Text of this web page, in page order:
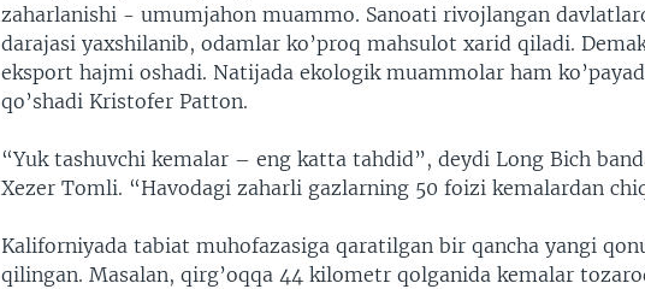
zaharlanishi - umumjahon muammo. Sanoati rivojlangan
darajasi yaxshilanib, odamlar ko’proq mahsulot xarid qiladi.
eksport hajmi oshadi. Natijada ekologik muammolar ham
qo’shadi Kristofer Patton.
“Yuk tashuvchi kemalar – eng katta tahdid”, deydi Long Bich
Xezer Tomli. “Havodagi zaharli gazlarning 50 foizi kemalardan
Kaliforniyada tabiat muhofazasiga qaratilgan bir qancha yangi
qilingan. Masalan, qirg’oqqa 44 kilometr qolganida kemalar